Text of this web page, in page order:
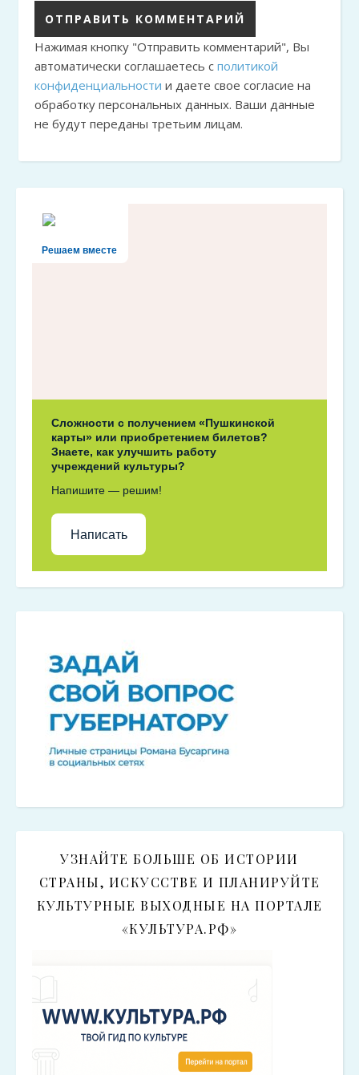
Нажимая кнопку "Отправить комментарий", Вы
автоматически соглашаетесь с политикой
конфиденциальности и даете свое согласие на
обработку персональных данных. Ваши данные
не будут переданы третьим лицам.
Решаем вместе
Сложности с получением «Пушкинской
карты» или приобретением билетов?
Знаете, как улучшить работу
учреждений культуры?
Напишите — решим!
Написать
УЗНАЙТЕ БОЛЬШЕ ОБ ИСТОРИИ
СТРАНЫ, ИСКУССТВЕ И ПЛАНИРУЙТЕ
КУЛЬТУРНЫЕ ВЫХОДНЫЕ НА ПОРТАЛЕ
«КУЛЬТУРА.РФ»